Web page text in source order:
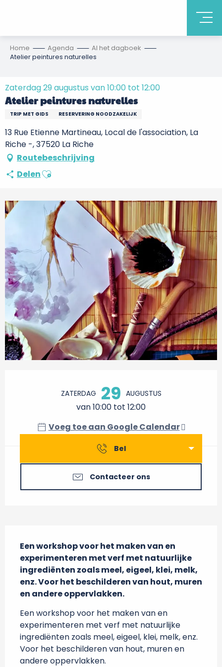
Home Agenda
Al het dagboek
Atelier peintures naturelles
Zaterdag 29 augustus van 10:00 tot 12:00
Atelier peintures naturelles
TRIP MET GIDS RESERVERING NOODZAKELIJK
13 Rue Etienne Martineau, Local de l'association, La
Riche -, 37520 La Riche
Routebeschrijving
DelenAjouter aux favoris
ZATERDAG 29 AUGUSTUS
van 10:00 tot 12:00
Voeg toe aan Google Calendar
Bel
Contacteer ons
Een workshop voor het maken van en
experimenteren met verf met natuurlijke
ingrediënten zoals meel, eigeel, klei, melk,
enz. Voor het beschilderen van hout, muren
en andere oppervlakken.
Een workshop voor het maken van en
experimenteren met verf met natuurlijke
ingrediënten zoals meel, eigeel, klei, melk, enz.
Voor het beschilderen van hout, muren en
andere oppervlakken.